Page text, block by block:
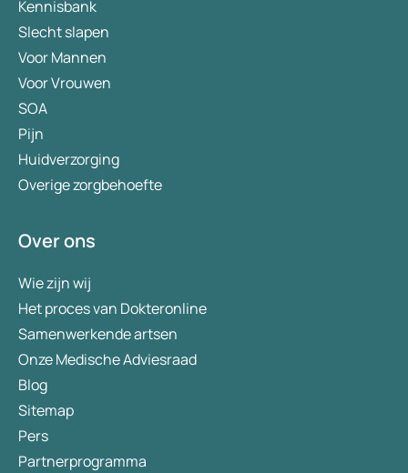
Kennisbank
Slecht slapen
Voor Mannen
Voor Vrouwen
SOA
Pijn
Huidverzorging
Overige zorgbehoefte
Over ons
Wie zijn wij
Het proces van Dokteronline
Samenwerkende artsen
Onze Medische Adviesraad
Blog
Sitemap
Pers
Partnerprogramma